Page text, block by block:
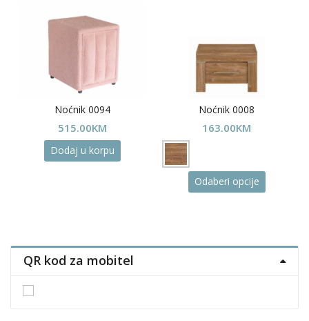
Noćnik 0094
515.00KM
Dodaj u korpu
Noćnik 0008
163.00KM
Odaberi opcije This
product
The
options
QR kod za mobitel